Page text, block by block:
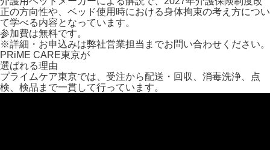
正の方向性や、ベッド使用時における身体拘束の考え方につい
て学べる内容となっています。
参加費は無料です。
※詳細・お申込みは弊社営業担当までお問い合わせください。
PRiME CARE東京が
選ばれる理由
プライムケア東京では、受注から配送・回収、消毒洗浄、点
検、検品まで一貫して行っています。